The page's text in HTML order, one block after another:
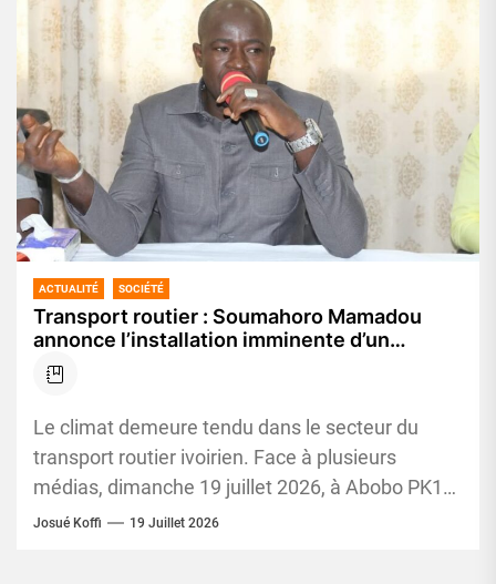
ACTUALITÉ SOCIÉTÉ
Transport routier : Soumahoro Mamadou
annonce l’installation imminente d’un
nouveau Conseil d’administration à la
MATCA
Le climat demeure tendu dans le secteur du
transport routier ivoirien. Face à plusieurs
médias, dimanche 19 juillet 2026, à Abobo PK18,
le président de...
Josué Koffi 19 Juillet 2026